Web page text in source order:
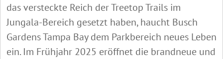
das versteckte Reich der Treetop Trails im
Jungala-Bereich gesetzt haben, haucht Busch
Gardens Tampa Bay dem Parkbereich neues Leben
ein. Im Frühjahr 2025 eröffnet die brandneue und